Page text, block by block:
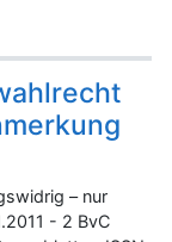
– nur
- 2 BvC